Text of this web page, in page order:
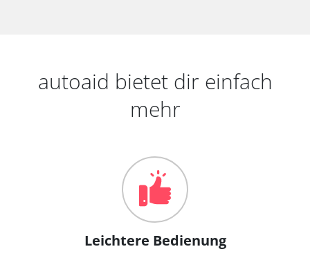
autoaid bietet dir einfach
mehr
Leichtere Bedienung